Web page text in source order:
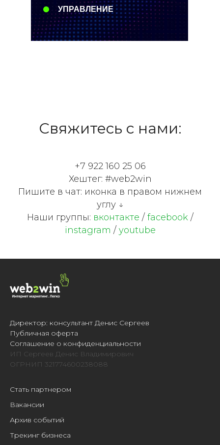
УПРАВЛЕНИЕ
Свяжитесь с нами:
+7 922 160 25 06
Хештег: #web2win
Пишите в чат: иконка в правом нижнем
углу ↓
Наши группы: вконтакте / facebook/
instagram / youtube
Директор: консультант Денис Сергеев
Публичная оферта
Соглашение о конфиденциальности
ИП Сергеев Денис Владимирович
ОГРНИП 321774600238088
Стать партнером
Вакансии
Архив событий
Трекинг бизнеса